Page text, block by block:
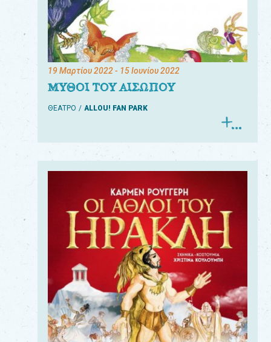
19 Μαρτίου 2022- 15 Ιουνίου 2022
ΜΥΘΟΙ ΤΟΥ ΑΙΣΩΠΟΥ
ΘΕΑΤΡΟ ALLOU! FAN PARK